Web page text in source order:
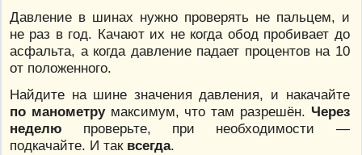
Давление в шинах нужно проверять не пальцем, и
не раз в год. Качают их не когда обод пробивает до
асфальта, а когда давление падает процентов на 10
от положенного.
Найдите на шине значения давления, и накачайте
по манометрумаксимум, что там разрешён. Через
неделю проверьте, при необходимости —
подкачайте. И так всегда.